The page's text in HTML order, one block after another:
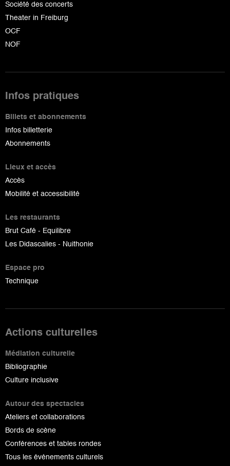
Société des concerts
Theater in Freiburg
OCF
NOF
Infos pratiques
Billets et abonnements
Infos billetterie
Abonnements
Lieux et accès
Accès
Mobilité et accessibilité
Les restaurants
Brut Café - Equilibre
Les Didascalies - Nuithonie
Espace pro
Technique
Actions culturelles
Médiation culturelle
Bibliographie
Culture inclusive
Autour des spectacles
Ateliers et collaborations
Bords de scène
Conférences et tables rondes
Tous les événements culturels